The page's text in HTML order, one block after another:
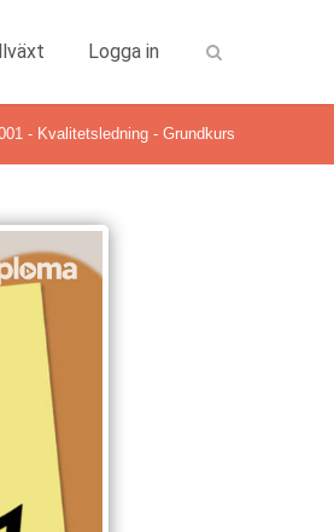
Logga in
- Kvalitetsledning - Grundkurs